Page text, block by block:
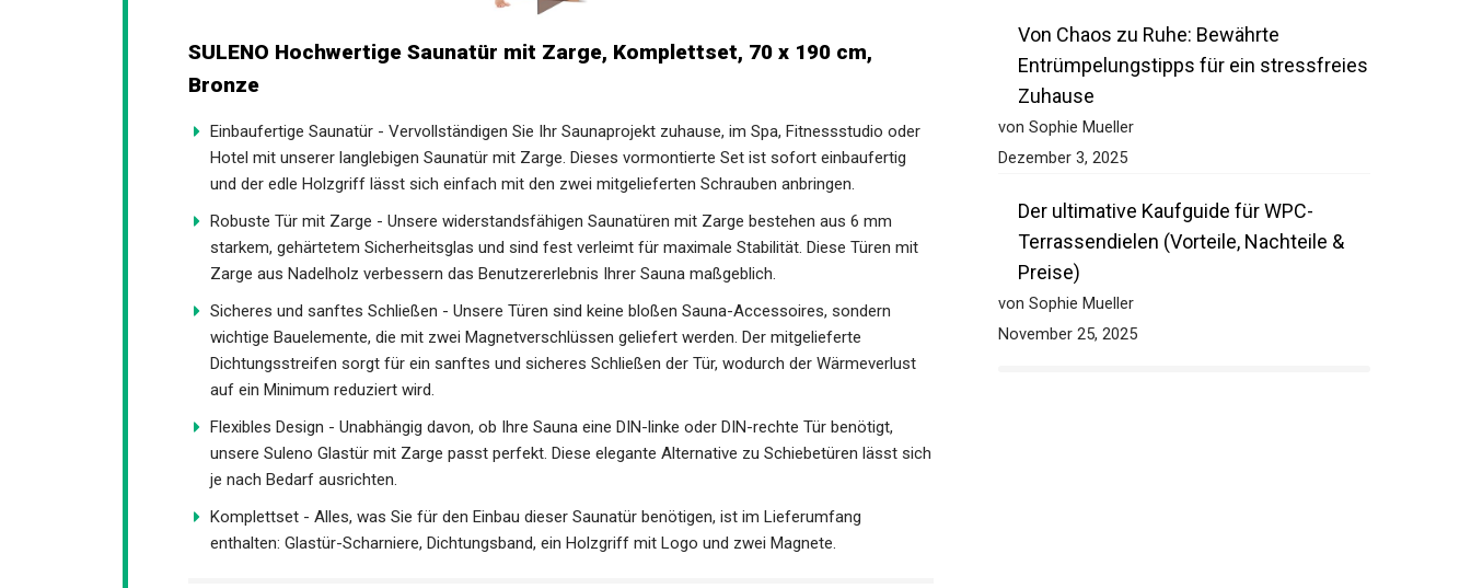
SULENO Hochwertige Saunatür mit Zarge, Komplettset, 70 x 190 cm,
Bronze
Einbaufertige Saunatür - Vervollständigen Sie Ihr Saunaprojekt zuhause, im Spa, Fitnessstudio oder
Hotel mit unserer langlebigen Saunatür mit Zarge. Dieses vormontierte Set ist sofort einbaufertig
und der edle Holzgriff lässt sich einfach mit den zwei mitgelieferten Schrauben anbringen.
Robuste Tür mit Zarge - Unsere widerstandsfähigen Saunatüren mit Zarge bestehen aus 6 mm
starkem, gehärtetem Sicherheitsglas und sind fest verleimt für maximale Stabilität. Diese Türen mit
Zarge aus Nadelholz verbessern das Benutzererlebnis Ihrer Sauna maßgeblich.
Sicheres und sanftes Schließen - Unsere Türen sind keine bloßen Sauna-Accessoires, sondern
wichtige Bauelemente, die mit zwei Magnetverschlüssen geliefert werden. Der mitgelieferte
Dichtungsstreifen sorgt für ein sanftes und sicheres Schließen der Tür, wodurch der Wärmeverlust
auf ein Minimum reduziert wird.
Flexibles Design - Unabhängig davon, ob Ihre Sauna eine DIN-linke oder DIN-rechte Tür benötigt,
unsere Suleno Glastür mit Zarge passt perfekt. Diese elegante Alternative zu Schiebetüren lässt sich
je nach Bedarf ausrichten.
Komplettset - Alles, was Sie für den Einbau dieser Saunatür benötigen, ist im Lieferumfang
enthalten: Glastür-Scharniere, Dichtungsband, ein Holzgriff mit Logo und zwei Magnete.
Von Chaos zu Ruhe: Bewährte
Entrümpelungstipps für ein stressfreies
Zuhause
von Sophie Mueller
Dezember 3, 2025
Der ultimative Kaufguide für WPC-
Terrassendielen (Vorteile, Nachteile &
Preise)
von Sophie Mueller
November 25, 2025